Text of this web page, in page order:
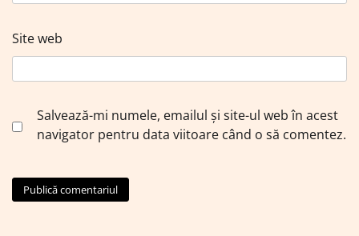
Site web
Salvează-mi numele, emailul și site-ul web în acest
navigator pentru data viitoare când o să comentez.